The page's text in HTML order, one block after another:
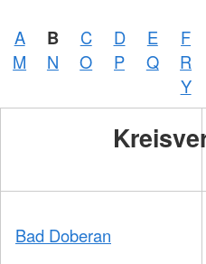
A B C D E F
M
N O P Q R
Y
Bad Doberan